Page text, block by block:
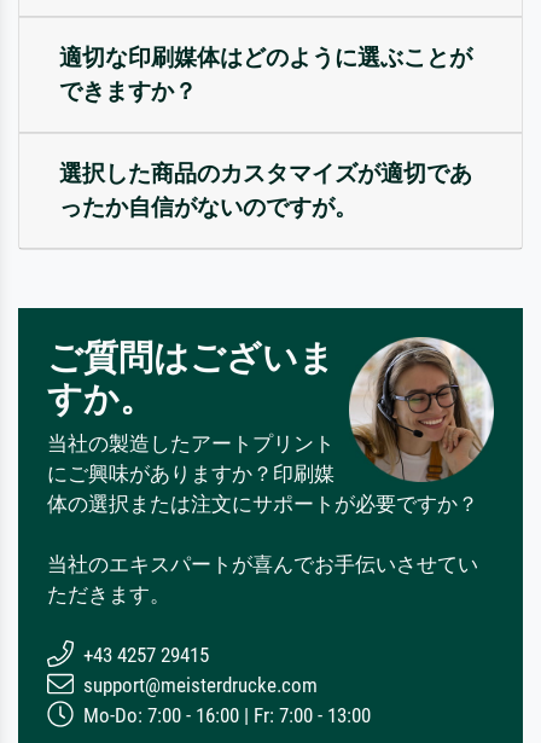
適切な印刷媒体はどのように選ぶことが
できますか？
選択した商品のカスタマイズが適切であ
ったか自信がないのですが。
ご質問はございま
すか。
当社の製造したアートプリント
にご興味がありますか？印刷媒
体の選択または注文にサポートが必要ですか？
当社のエキスパートが喜んでお手伝いさせてい
ただきます。
+43 4257 29415
support@meisterdrucke.com
Mo-Do: 7:00 - 16:00 | Fr: 7:00 - 13:00